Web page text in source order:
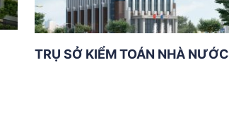
TRỤ SỞ KIỂM TOÁN NHÀ NƯỚC